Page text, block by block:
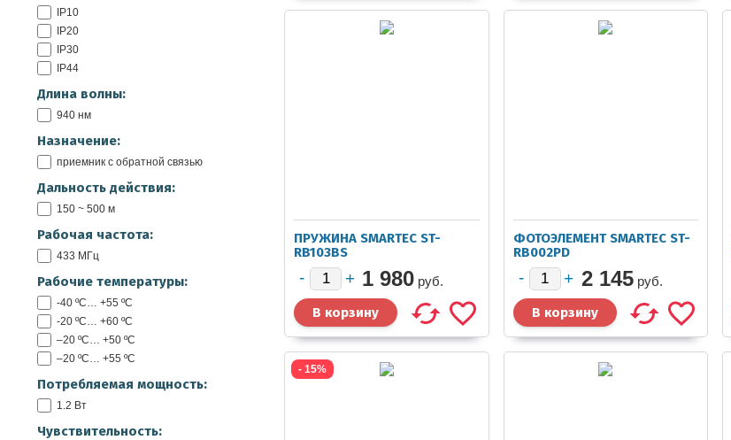
IP10
IP20
IP30
IP44
Длина волны:
940 нм
Назначение:
приемник с обратной связью
Дальность действия:
150 ~ 500 м
Рабочая частота:
433 МГц
Рабочие температуры:
-40 ºС… +55 ºС
-20 ºС… +60 ºС
–20 ºС… +50 ºС
–20 ºС… +55 ºС
Потребляемая мощность:
1.2 Вт
Чувствительность:
ПРУЖИНА SMARTEC ST-
RB103BS
1 980 руб.
ФОТОЭЛЕМЕНТ SMARTEC ST-
RB002PD
2 145 руб.
- 15%